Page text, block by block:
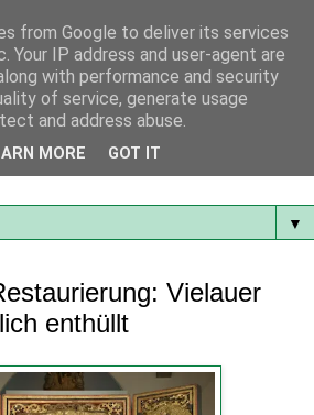
der Region immer auf dem
▼
Vielauer
enthüllt
from Google to deliver its services
Your IP address and user-agent are
with performance and security
of service, generate usage
and address abuse.
MORE GOT IT